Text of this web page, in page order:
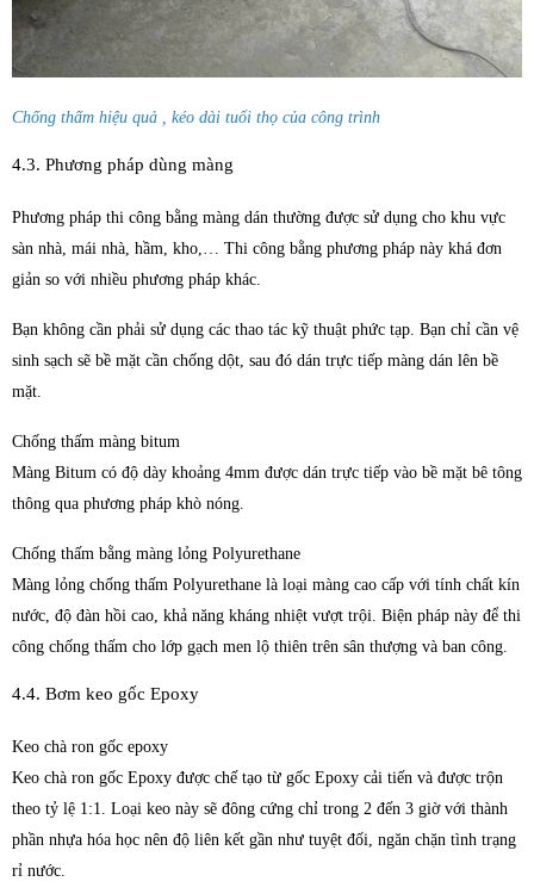
Chống thấm hiệu quả , kéo dài tuổi thọ của công trình
4.3. Phương pháp dùng màng
Phương pháp thi công bằng màng dán thường được sử dụng cho khu vực
sàn nhà, mái nhà, hầm, kho,… Thi công bằng phương pháp này khá đơn
giản so với nhiều phương pháp khác.
Bạn không cần phải sử dụng các thao tác kỹ thuật phức tạp. Bạn chỉ cần vệ
sinh sạch sẽ bề mặt cần chống dột, sau đó dán trực tiếp màng dán lên bề
mặt.
Chống thấm màng bitum
Màng Bitum có độ dày khoảng 4mm được dán trực tiếp vào bề mặt bê tông
thông qua phương pháp khò nóng.
Chống thấm bằng màng lỏng Polyurethane
Màng lỏng chống thấm Polyurethane là loại màng cao cấp với tính chất kín
nước, độ đàn hồi cao, khả năng kháng nhiệt vượt trội. Biện pháp này để thi
công chống thấm cho lớp gạch men lộ thiên trên sân thượng và ban công.
4.4. Bơm keo gốc Epoxy
Keo chà ron gốc epoxy
Keo chà ron gốc Epoxy được chế tạo từ gốc Epoxy cải tiến và được trộn
theo tỷ lệ 1:1. Loại keo này sẽ đông cứng chỉ trong 2 đến 3 giờ với thành
phần nhựa hóa học nên độ liên kết gần như tuyệt đối, ngăn chặn tình trạng
rỉ nước.